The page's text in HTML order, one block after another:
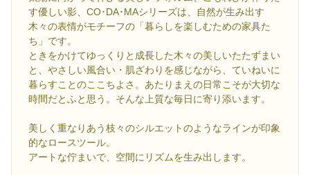
す優しい影、CO･DA･MAシリーズは、自然が生み出す
木々の表情がモチーフの「暮らしを楽しむための家具た
ち」です。
ときをかけてゆっくりと成長した木々の美しいたたずまい
と、やさしい風合い・肌ざわりを感じながら、ていねいに
暮らすことのここちよさ。あたりまえの日常こそが大切な
時間だとふと思う。そんな上質な毎日に寄り添います。
美しく重なりあう枝々のシルエットのようなラインが印象
的なロースツール。
アートな佇まいで、空間にリズムを生み出します。